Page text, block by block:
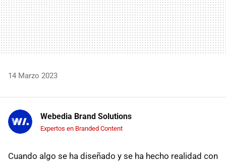
14 Marzo 2023
Webedia Brand Solutions
Expertos en Branded Content
Cuando algo se ha diseñado y se ha hecho realidad con